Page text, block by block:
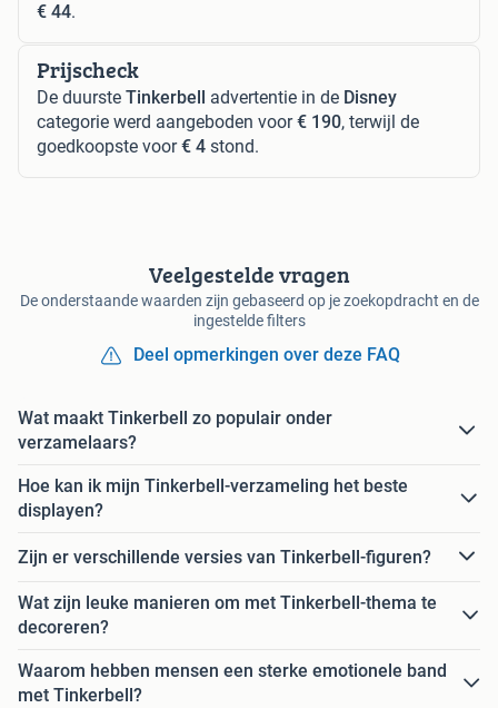
€ 44.
Prijscheck
De duurste Tinkerbell advertentie in de Disney
categorie werd aangeboden voor€ 190, terwijl de
goedkoopste voor€ 4 stond.
Veelgestelde vragen
De onderstaande waarden zijn gebaseerd op je zoekopdracht en de
ingestelde filters
Deel opmerkingen over deze FAQ
Wat maakt Tinkerbell zo populair onder
verzamelaars?
Hoe kan ik mijn Tinkerbell-verzameling het beste
displayen?
Zijn er verschillende versies van Tinkerbell-figuren?
Wat zijn leuke manieren om met Tinkerbell-thema te
decoreren?
Waarom hebben mensen een sterke emotionele band
met Tinkerbell?